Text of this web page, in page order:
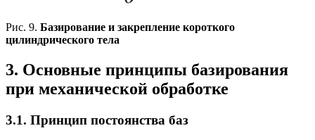
Рис. 9. Базирование и закрепление короткого
цилиндрического тела
3. Основные принципы базирования
при механической обработке
3.1. Принцип постоянства баз